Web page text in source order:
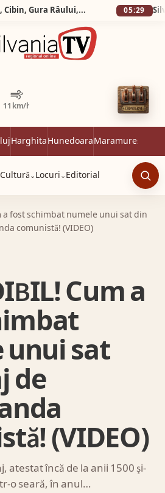
Silva Logistic Services. Orlat, Cibin, Gura Râului, Paltinis, Arena Platos, Iezeru Mare, drumul spre inima Mǎrginimii. 05:29
11 km/h
HarghitaHunedoaraMaramureș
Cultură ⌄ Locuri ⌄ Editorial
a fost schimbat numele unui sat din
comunistă! (VIDEO)
Cum a
sat
de
(VIDEO)
atestat încă de la anii 1500 și-
o seară, în anul…